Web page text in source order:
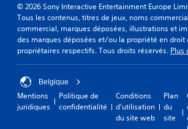
© 2026 Sony Interactive Entertainment Europe
Tous les contenus, titres de jeux, noms
commercial, marques déposées, illustrations et
des marques déposées et/ou la propriété en droit
propriétaires respectifs. Tous droits réservés. Plus
Belgique
Mentions
juridiques
Politique de
confidentialité
Conditions
d'utilisation
du site web
Plan
du
site